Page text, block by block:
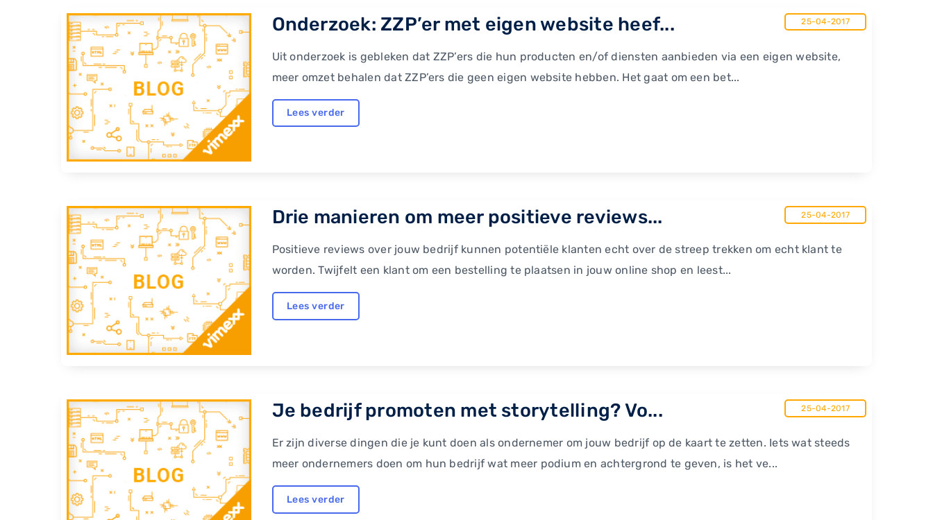
Onderzoek: ZZP’er met eigen website heef... 25-04-2017
Uit onderzoek is gebleken dat ZZP’ers die hun producten en/of diensten aanbieden via een eigen website,
meer omzet behalen dat ZZP’ers die geen eigen website hebben. Het gaat om een bet...
Lees verder
Drie manieren om meer positieve reviews... 25-04-2017
Positieve reviews over jouw bedrijf kunnen potentiële klanten echt over de streep trekken om echt klant te
worden. Twijfelt een klant om een bestelling te plaatsen in jouw online shop en leest...
Lees verder
Je bedrijf promoten met storytelling? Vo... 25-04-2017
Er zijn diverse dingen die je kunt doen als ondernemer om jouw bedrijf op de kaart te zetten. Iets wat steeds
meer ondernemers doen om hun bedrijf wat meer podium en achtergrond te geven, is het ve...
Lees verder